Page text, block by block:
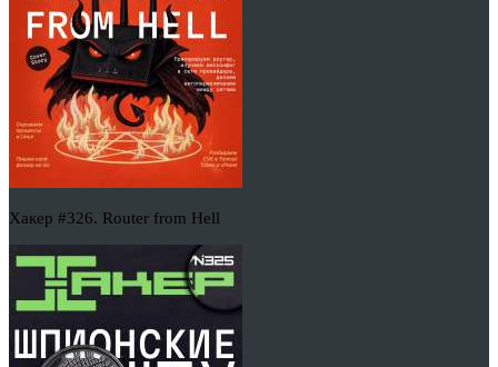
Хакер #326. Router from Hell